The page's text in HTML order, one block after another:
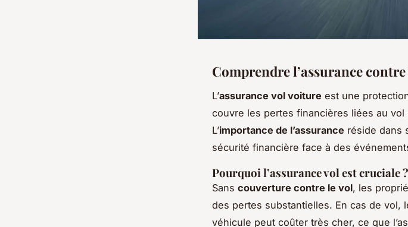
Comprendre l’assurance
L’assurance vol voiture est une
couvre les pertes financières liées au vol
L’importance de l’assurance réside dans
sécurité financière face à des
Pourquoi l’assurance vol est cruciale ?
Sans couverture contre le vol, les
des pertes substantielles. En cas de vol,
véhicule peut coûter très cher, ce que